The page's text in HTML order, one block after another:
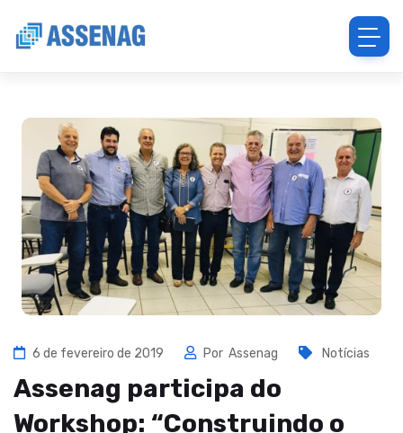
6 de fevereiro de 2019 Por Assenag Notícias
Assenag participa do
Workshop: “Construindo o